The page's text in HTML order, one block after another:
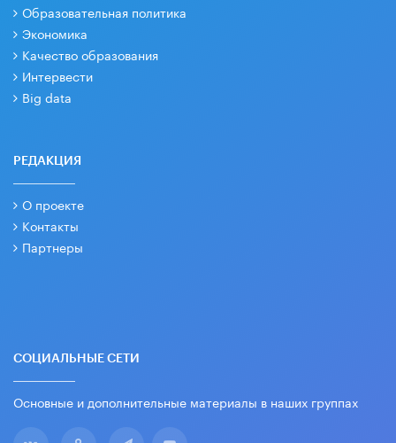
Образовательная политика
Экономика
Качество образования
Интервести
Big data
РЕДАКЦИЯ
О проекте
Контакты
Партнеры
СОЦИАЛЬНЫЕ СЕТИ
Основные и дополнительные материалы в наших группах